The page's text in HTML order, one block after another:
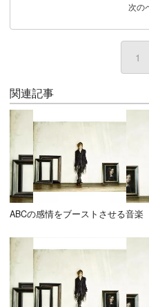
次の
1
関連記事
ABCの感情をブーストさせる音楽